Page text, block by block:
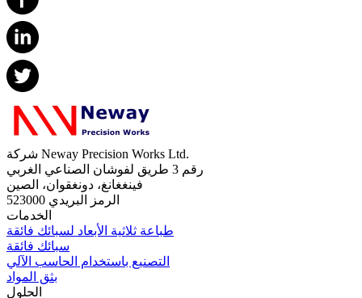
شركة Neway Precision Works Ltd.
رقم 3 طريق لفوشان الصناعي الغربي
فينغغانغ، دونغقوان، الصين
الرمز البريدي 523000
الخدمات
طباعة ثلاثية الأبعاد لسبائك فائقة
سبائك فائقة
التصنيع باستخدام الحاسب الآلي
بثق المواد
الحلول